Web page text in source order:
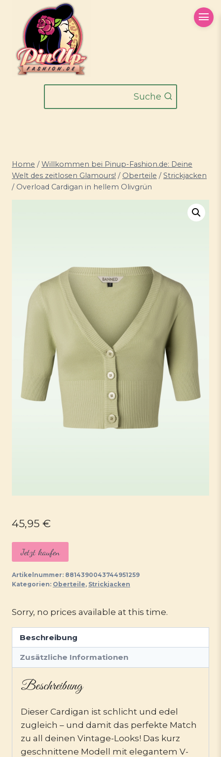
springen
Suche
Home / Willkommen bei Pinup-Fashion.de: Deine
Welt des zeitlosen Glamours! / Oberteile / Strickjacken
/ Overload Cardigan in hellem Olivgrün
45,95 €
Jetzt kaufen
Artikelnummer: 8814390043744951259
Kategorien: Oberteile, Strickjacken
Sorry, no prices available at this time.
Beschreibung
Zusätzliche Informationen
Beschreibung
Dieser Cardigan ist schlicht und edel
zugleich – und damit das perfekte Match
zu all deinen Vintage-Looks! Das kurz
geschnittene Modell mit elegantem V-